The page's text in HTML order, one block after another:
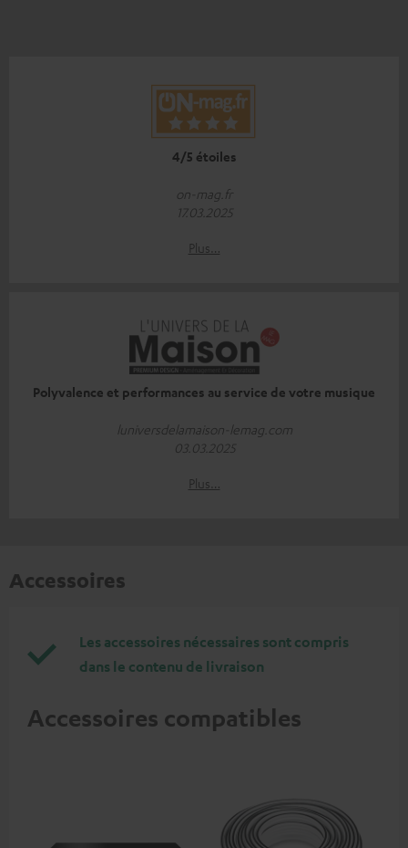
4/5 étoiles
on-mag.fr
17.03.2025
Plus…
Polyvalence et performances au service de votre musique
luniversdelamaison-lemag.com
03.03.2025
Plus…
Accessoires
Les accessoires nécessaires sont compris
dans le contenu de livraison
Accessoires compatibles